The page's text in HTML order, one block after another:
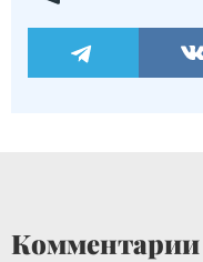
Комментарии